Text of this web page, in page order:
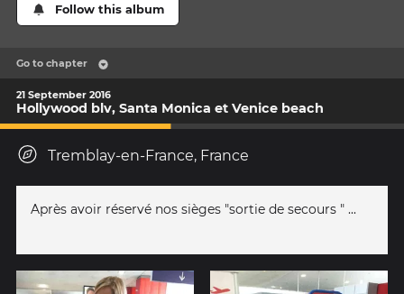
Follow this album
Go to chapter
21 September 2016
Hollywood blv, Santa Monica et Venice beach
Tremblay-en-France, France
Après avoir réservé nos sièges "sortie de secours " ...